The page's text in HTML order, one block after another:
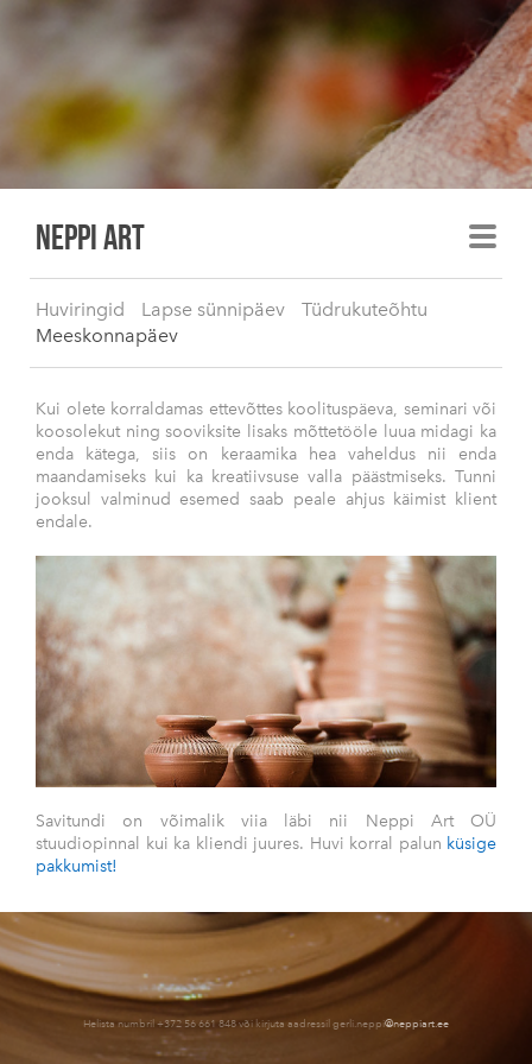
Neppi art
Huviringid Lapse sünnipäev
Tüdrukuteõhtu
Meeskonnapäev
Kui olete korraldamas ettevõttes koolituspäeva, seminari või
koosolekut ning sooviksite lisaks mõttetööle luua midagi ka
enda kätega, siis on keraamika hea vaheldus nii enda
maandamiseks kui ka kreatiivsuse valla päästmiseks. Tunni
jooksul valminud esemed saab peale ahjus käimist klient
endale.
Savitundi on võimalik viia läbi nii Neppi Art OÜ
stuudiopinnal kui ka kliendi juures. Huvi korral palun küsige
pakkumist!
Helista numbril +372 56 661 848 või kirjuta aadressil gerli.neppi@neppiart.ee